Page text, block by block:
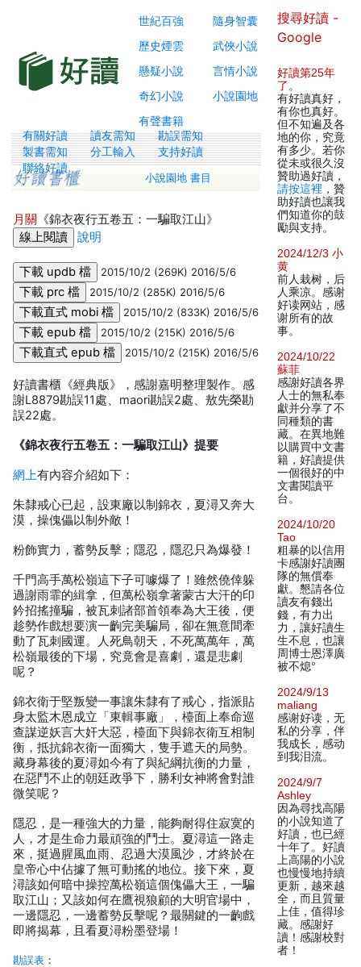
世紀百強
隨身智囊
歷史煙雲
武俠小說
懸疑小說
言情小說
奇幻小說
小說園地
有聲書籍
有關好讀 讀友需知
勘誤需知
製書需知
分工輸入
支持好讀
聯絡好讀
小說園地 書目
月關 《錦衣夜行五卷五：一騙取江山》
說明
2015/10/2 (269K) 2016/5/6
2015/10/2 (285K) 2016/5/6
2015/10/2 (833K) 2016/5/6
2015/10/2 (215K) 2016/5/6
2015/10/2 (215K) 2016/5/6
好讀書櫃《經典版》，感謝嘉明整理製作。感
謝L8879勘誤11處、maori勘誤2處、敖先榮勘
誤22處。
《錦衣夜行五卷五：一騙取江山》提要
網上有內容介紹如下：
朱隸戒心已起，設東廠以制錦衣，夏潯又奔大
漠，操傀儡以制外敵！
粉飾實力，蓄勢反擊；隱忍，隱忍只為爆發！
千門高手萬松嶺這下子可噱爆了！雖然僥倖躲
過謝雨霏的緝拿，但萬松嶺拿著蒙古大汗的印
鈐招搖撞騙，被瓦刺諸部首領奉為大王後，便
趁勢作戲想要演一齣完美騙局，卻在無意間牽
動了瓦刺國運。人死鳥朝天，不死萬萬年，萬
松嶺最後的下場，究竟會是喜劇，還是悲劇
呢？
錦衣衛于堅叛變一事讓朱隸有了戒心，指派貼
身太監木恩成立「東輯事廠」，檯面上奉命巡
查謀逆妖言大奸大惡，檯面下與錦衣衛互相制
衡，抵抗錦衣衛一面獨大，隻手遮天的局勢。
藏身幕後的夏潯如今有了與紀綱抗衡的力量，
在惡鬥不止的朝廷政爭下，勝利女神將會對誰
微笑呢？
隱忍，是一種強大的力量，能夠耐得住寂寞的
人，才是生命力最頑強的鬥士。夏潯這一路走
來，挺過腥風血雨、忍過大漠風沙，才終於在
皇帝心中佔據了無可動搖的地位。接下來，夏
潯該如何暗中操控萬松嶺這個傀儡大王，一騙
取江山；又該如何在鷹視狼顧的大明官場中，
一邊隱忍，一邊蓄勢反擊呢？最關鍵的一齣戲
即將揭幕，且看夏潯粉墨登場！
勘誤表 ：
搜尋好讀 -
Google
好讀第25年
了 。
有好讀真好，
有你也真好。
但不知遍及各
地的你，究竟
有多少。若你
從未或很久沒
贊助過好讀，
請按這裡 ，贊
助好讀也讓我
們知道你的鼓
勵與支持。
2024/12/3 小
黄
前人栽树，后
人乘凉。感谢
好读网站，感
谢所有的故
事。
2024/10/22
蘇菲
感謝好讀各界
人士的無私奉
獻并分享了不
同種類的書
藏。在異地難
以購買中文書
籍，好讀提供
一個很好的中
文書閱讀平
台。
2024/10/20
Tao
粗暴的以信用
卡感謝好讀團
隊的無償奉
獻。懇請各位
讀友有錢出
錢，有力出
力，讓好讀生
生不息，也讓
周博士恩澤廣
被不熄°
2024/9/13
maliang
感谢好读，无
私的分享，伴
我成长，感动
到我泪流。
2024/9/7
Ashley
因為尋找高陽
的小說知道了
好讀，也已經
十年了。好讀
上高陽的小說
也慢慢地持續
更新，越來越
全，而且質量
上佳，值得珍
藏。感謝好
讀！感謝校對
者！